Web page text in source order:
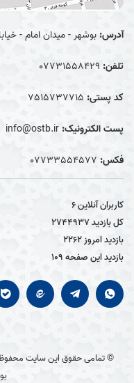
آدرس: بوشهر - میدان امام -
تلفن: 07731558429
کد پستی: 7515737715
پست الکترونیک: info@ostb.ir
فکس: 07733554577
کاربران آنلاین6
کل بازدید2744937
بازدید امروز2262
بازدید این صفحه109
© تمامی حقوق این سایت محفوظ